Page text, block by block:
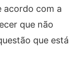
acordo com a
que não
que está